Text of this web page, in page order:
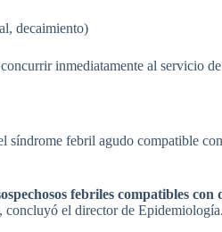
decaimiento)
inmediatamente al servicio
síndrome febril agudo compatible
febriles compatibles
concluyó el director de Epidemiología.